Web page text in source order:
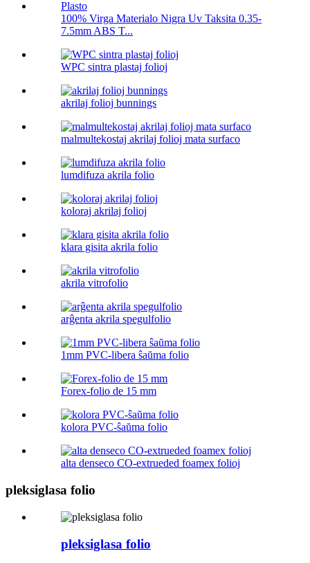
100% Virga Materialo Nigra Uv Taksita 0.35-
7.5mm ABS T...
WPC sintra plastaj folioj
akrilaj folioj bunnings
malmultekostaj akrilaj folioj mata surfaco
lumdifuza akrila folio
koloraj akrilaj folioj
klara gisita akrila folio
akrila vitrofolio
arĝenta akrila spegulfolio
1mm PVC-libera ŝaŭma folio
Forex-folio de 15 mm
kolora PVC-ŝaŭma folio
alta denseco CO-extrueded foamex folioj
pleksiglasa folio
pleksiglasa folio